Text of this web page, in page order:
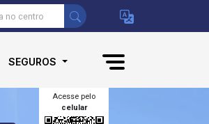
SEGUROS
Acesse pelo
celular